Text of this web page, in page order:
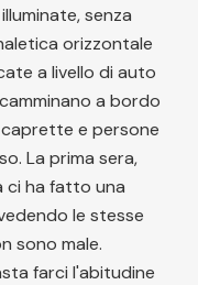
senza
orizzontale
a livello di auto
a bordo
caprette e persone
La prima sera,
ci ha fatto una
le stesse
sono male.
farci l'abitudine